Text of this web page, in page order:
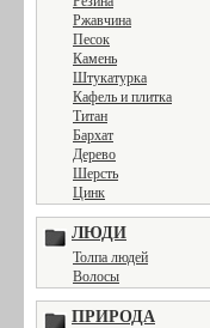
Ржавчина
Песок
Камень
Штукатурка
Кафель и плитка
Титан
Бархат
Дерево
Шерсть
Цинк
ЛЮДИ
Толпа людей
Волосы
ПРИРОДА